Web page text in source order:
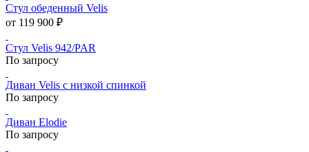
Стул обеденный Velis
от 119 900 ₽
Стул Velis 942/PAR
По запросу
Диван Velis с низкой спинкой
По запросу
Диван Elodie
По запросу